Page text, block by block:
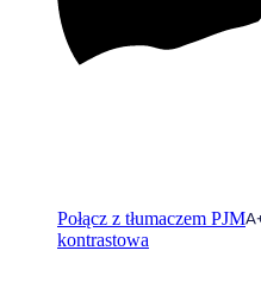
Połącz z tłumaczem PJM
kontrastowa